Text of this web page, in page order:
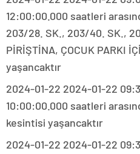
12:00:00.000 saatleri
203/28. SK., 203/40. SK.,
PİRİŞTİNA, ÇOCUK PARKI
yaşancaktır
2024-01-22 2024-01-22
10:00:00.000 saatleri
kesintisi yaşancaktır
2024-01-22 2024-01-22